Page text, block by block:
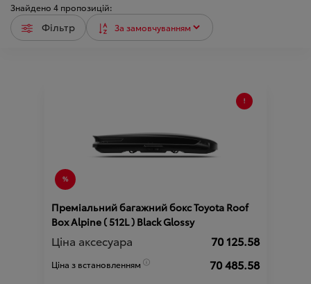
Знайдено 4 пропозицій:
Фільтр
Преміальний багажний бокс Toyota Roof
Box Alpine ( 512L ) Black Glossy
Ціна аксесуара 70 125.58
Ціна з встановленням 70 485.58